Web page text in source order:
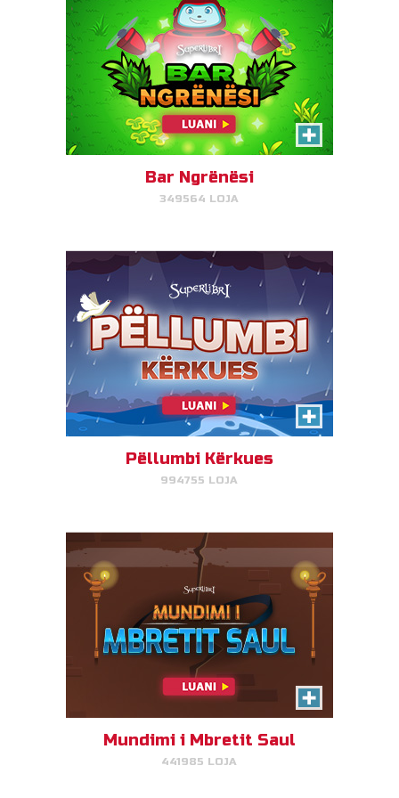
Bar Ngrënësi
349564 LOJA
Pëllumbi Kërkues
Ndihmoni pëllumbin e Noeut të
shmangë pengesat.
Pëllumbi Kërkues
994755 LOJA
Mundimi i Mbretit Saul
Klikoni/Prekni notat në kohën e
duhur që Mbreti Saul të jetë në
Mundimi i Mbretit Saul
441985 LOJA
Udhëtarët në kohë
Zgjidhni ngjarjen e duhur biblike
dhe fitoni shumë pikë.